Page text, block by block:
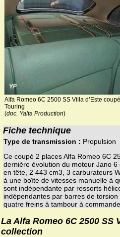
Alfa Romeo 6C 2500 SS Villa d’Este coupé
Touring
(doc. Yalta Production)
Fiche technique
Type de transmission : Propulsion
Ce coupé 2 places Alfa Romeo 6C
dernière évolution du moteur Jano
en tête, 2 443 cm3, 3 carburateurs
à une boîte de vitesses manuelle à
sont indépendante par ressorts
indépendantes par barres de
quatre freins à tambour à
La Alfa Romeo 6C 2500 SS
collection